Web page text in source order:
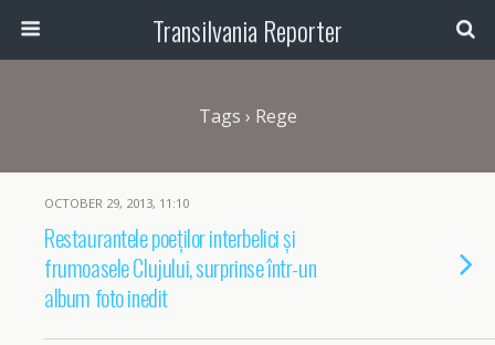
Transilvania Reporter
Tags › Rege
OCTOBER 29, 2013, 11:10
Restaurantele poeților interbelici și
frumoasele Clujului, surprinse într-un
album foto inedit